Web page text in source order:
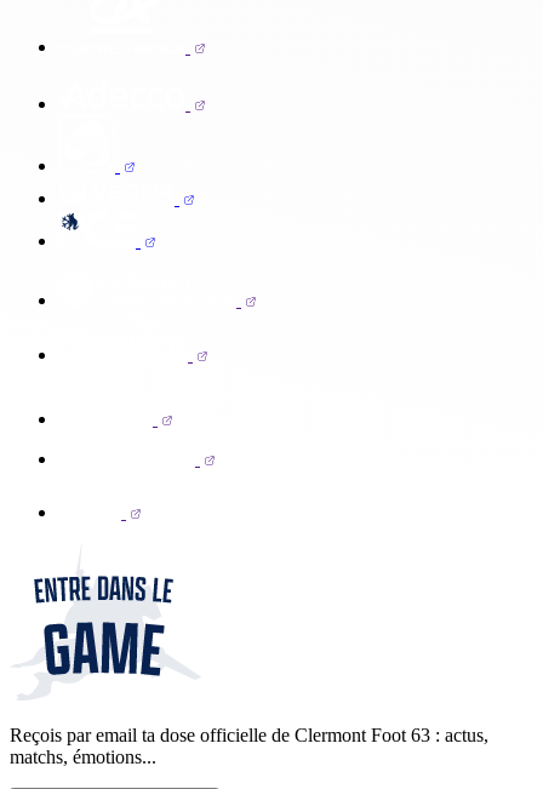
Reçois par email ta dose officielle de Clermont Foot 63 : actus,
matchs, émotions...